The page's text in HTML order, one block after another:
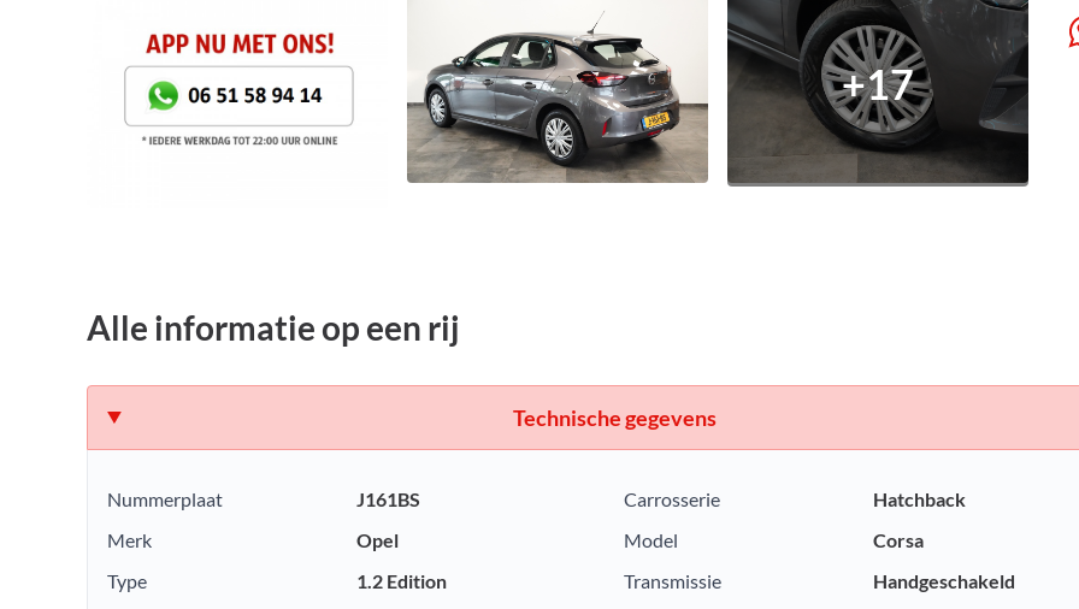
+17
Alle informatie op een rij
Technische gegevens
Nummerplaat J161BS Carrosserie
Hatchback
Merk
Opel Model
Corsa
Type
1.2 Edition Transmissie
Handgeschakeld